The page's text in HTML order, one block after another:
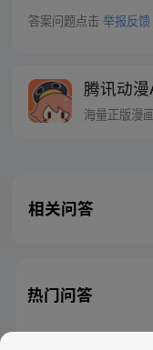
答案问题点击 举报反馈
腾讯动
海量正版漫
相关问答
热门问答